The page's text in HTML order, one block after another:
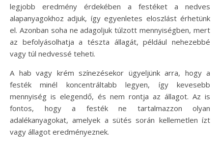
legjobb eredmény érdekében a festéket a nedves
alapanyagokhoz adjuk, így egyenletes eloszlást érhetünk
el. Azonban soha ne adagoljuk túlzott mennyiségben, mert
az befolyásolhatja a tészta állagát, például nehezebbé
vagy túl nedvessé teheti.
A hab vagy krém színezésekor ügyeljünk arra, hogy a
festék minél koncentráltabb legyen, így kevesebb
mennyiség is elegendő, és nem rontja az állagot. Az is
fontos, hogy a festék ne tartalmazzon olyan
adalékanyagokat, amelyek a sütés során kellemetlen ízt
vagy állagot eredményeznek.